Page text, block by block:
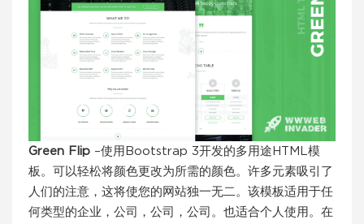
Green Flip –使用Bootstrap 3开发的多用途HTML模
板。可以轻松将颜色更改为所需的颜色。许多元素吸引了
人们的注意，这将使您的网站独一无二。该模板适用于任
何类型的企业，公司，公司，公司。也适合个人使用。在